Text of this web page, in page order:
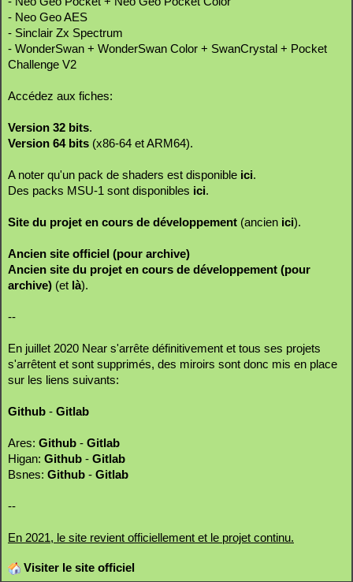
- Neo Geo AES
- Sinclair Zx Spectrum
- WonderSwan + WonderSwan Color + SwanCrystal + Pocket
Challenge V2
Accédez aux fiches:
Version 32 bits.
Version 64 bits (x86-64 et ARM64).
A noter qu'un pack de shaders est disponible ici.
Des packs MSU-1 sont disponibles ici.
Site du projet en cours de développement (ancien ici).
Ancien site officiel (pour archive)
Ancien site du projet en cours de développement (pour
archive) (et là).
--
En juillet 2020 Near s'arrête définitivement et tous ses projets
s'arrêtent et sont supprimés, des miroirs sont donc mis en place
sur les liens suivants:
Github - Gitlab
Ares: Github - Gitlab
Higan: Github - Gitlab
Bsnes: Github - Gitlab
--
En 2021, le site revient officiellement et le projet continu.
Visiter le site officiel